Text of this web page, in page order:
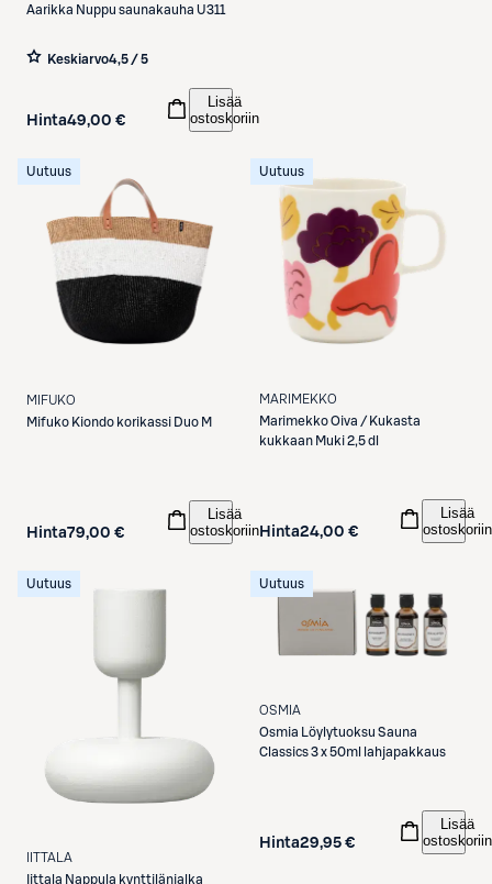
Aarikka Nuppu saunakauha U311
Keskiarvo4,5 / 5
Hinta49,00 €
Lisää
ostoskoriin
Uutuus
MIFUKO
Mifuko Kiondo korikassi Duo M
Hinta79,00 €
Lisää
ostoskoriin
Uutuus
MARIMEKKO
MarimekkoOiva / Kukasta
kukkaan Muki 2,5 dl
Hinta24,00 €
Lisää
ostoskoriin
Uutuus
IITTALA
Iittala Nappula kynttilänjalka
Uutuus
OSMIA
Osmia
Löylytuoksu Sauna
Classics 3 x 50ml lahjapakkaus
Hinta29,95 €
Lisää
ostoskoriin